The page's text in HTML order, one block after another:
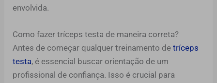
envolvida.
Como fazer tríceps testa de maneira correta?
Antes de começar qualquer treinamento detríceps
testa, é essencial buscar orientação de um
profissional de confiança. Isso é crucial para